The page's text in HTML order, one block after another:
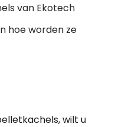
van Ekotech
hoe worden ze
wilt u